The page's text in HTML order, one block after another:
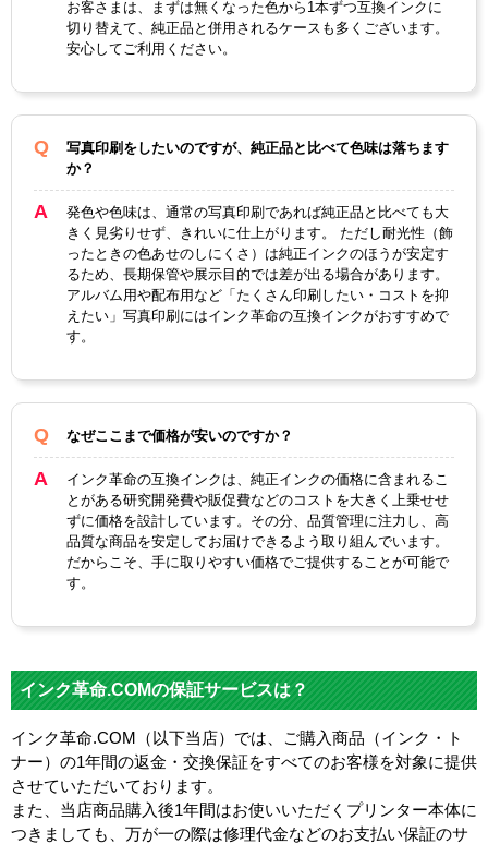
お客さまは、まずは無くなった色から1本ずつ互換インクに
切り替えて、純正品と併用されるケースも多くございます。
安心してご利用ください。
写真印刷をしたいのですが、純正品と比べて色味は落ちます
か？
発色や色味は、通常の写真印刷であれば純正品と比べても大
きく見劣りせず、きれいに仕上がります。 ただし耐光性（飾
ったときの色あせのしにくさ）は純正インクのほうが安定す
るため、長期保管や展示目的では差が出る場合があります。
アルバム用や配布用など「たくさん印刷したい・コストを抑
えたい」写真印刷にはインク革命の互換インクがおすすめで
す。
なぜここまで価格が安いのですか？
インク革命の互換インクは、純正インクの価格に含まれるこ
とがある研究開発費や販促費などのコストを大きく上乗せせ
ずに価格を設計しています。その分、品質管理に注力し、高
品質な商品を安定してお届けできるよう取り組んでいます。
だからこそ、手に取りやすい価格でご提供することが可能で
す。
インク革命.COMの保証サービスは？
インク革命.COM（以下当店）では、ご購入商品（インク・ト
ナー）の1年間の返金・交換保証をすべてのお客様を対象に提供
させていただいております。
また、当店商品購入後1年間はお使いいただくプリンター本体に
つきましても、万が一の際は修理代金などのお支払い保証のサ